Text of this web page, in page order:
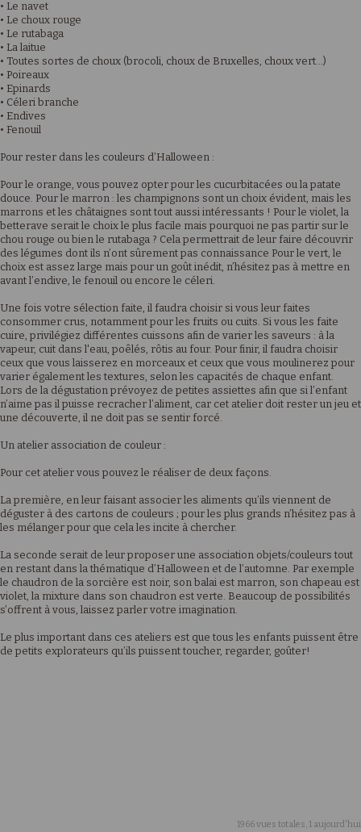
• Le navet
• Le choux rouge
• Le rutabaga
• La laitue
• Toutes sortes de choux (brocoli, choux de Bruxelles, choux vert…)
• Poireaux
• Epinards
• Céleri branche
• Endives
• Fenouil
Pour rester dans les couleurs d’Halloween :
Pour le orange, vous pouvez opter pour les cucurbitacées ou la patate
douce. Pour le marron : les champignons sont un choix évident, mais les
marrons et les châtaignes sont tout aussi intéressants ! Pour le violet, la
betterave serait le choix le plus facile mais pourquoi ne pas partir sur le
chou rouge ou bien le rutabaga ? Cela permettrait de leur faire découvrir
des légumes dont ils n’ont sûrement pas connaissance Pour le vert, le
choix est assez large mais pour un goût inédit, n’hésitez pas à mettre en
avant l’endive, le fenouil ou encore le céleri.
Une fois votre sélection faite, il faudra choisir si vous leur faites
consommer crus, notamment pour les fruits ou cuits. Si vous les faite
cuire, privilégiez différentes cuissons afin de varier les saveurs : à la
vapeur, cuit dans l'eau, poêlés, rôtis au four. Pour finir, il faudra choisir
ceux que vous laisserez en morceaux et ceux que vous moulinerez pour
varier également les textures, selon les capacités de chaque enfant.
Lors de la dégustation prévoyez de petites assiettes afin que si l’enfant
n’aime pas il puisse recracher l’aliment, car cet atelier doit rester un jeu et
une découverte, il ne doit pas se sentir forcé.
Un atelier association de couleur :
Pour cet atelier vous pouvez le réaliser de deux façons.
La première, en leur faisant associer les aliments qu’ils viennent de
déguster à des cartons de couleurs ; pour les plus grands n’hésitez pas à
les mélanger pour que cela les incite à chercher.
La seconde serait de leur proposer une association objets/couleurs tout
en restant dans la thématique d’Halloween et de l’automne. Par exemple
le chaudron de la sorcière est noir, son balai est marron, son chapeau est
violet, la mixture dans son chaudron est verte. Beaucoup de possibilités
s’offrent à vous, laissez parler votre imagination.
Le plus important dans ces ateliers est que tous les enfants puissent être
de petits explorateurs qu’ils puissent toucher, regarder, goûter!
1966 vues totales, 1 aujourd'hui